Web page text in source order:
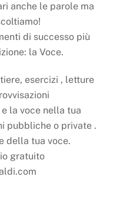
anche le parole ma
di successo più
la Voce.
esercizi , letture
la voce nella tua
pubbliche o private .
della tua voce.
gratuito